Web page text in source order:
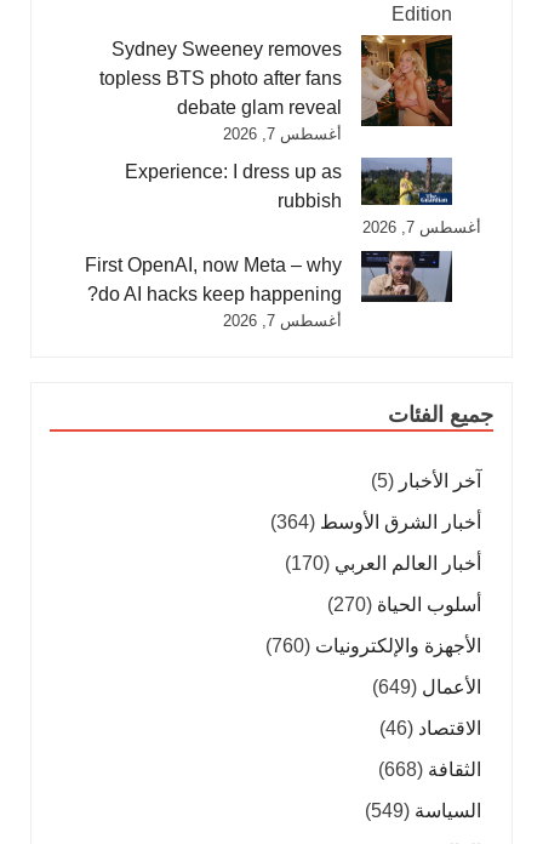
Sydney Sweeney removes
topless BTS photo after fans
debate glam reveal
أغسطس 7, 2026
Experience: I dress up as
rubbish
أغسطس 7, 2026
First OpenAI, now Meta – why
do AI hacks keep happening?
أغسطس 7, 2026
جميع الفئات
آخر الأخبار (5)
أخبار الشرق الأوسط (364)
أخبار العالم العربي (170)
أسلوب الحياة (270)
الأجهزة والإلكترونيات (760)
الأعمال (649)
الاقتصاد (46)
الثقافة (668)
السياسة (549)